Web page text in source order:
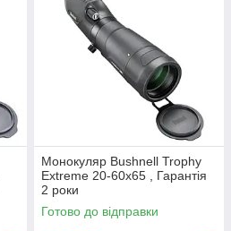
Монокуляр Bushnell Trophy
Extreme 20-60x65 , Гарантія
2 роки
Готово до відправки